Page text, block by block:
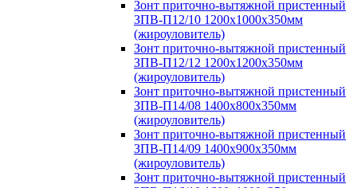
Зонт приточно-вытяжной пристенный
ЗПВ-П12/10 1200х1000х350мм
(жироуловитель)
Зонт приточно-вытяжной пристенный
ЗПВ-П12/12 1200х1200х350мм
(жироуловитель)
Зонт приточно-вытяжной пристенный
ЗПВ-П14/08 1400х800х350мм
(жироуловитель)
Зонт приточно-вытяжной пристенный
ЗПВ-П14/09 1400х900х350мм
(жироуловитель)
Зонт приточно-вытяжной пристенный